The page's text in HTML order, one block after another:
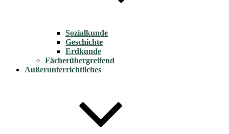
Sozialkunde
Geschichte
Erdkunde
Fächerübergreifend
Außerunterrichtliches